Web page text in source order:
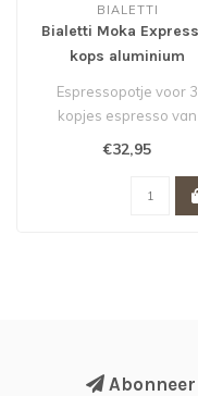
BIALETTI
Bialetti Moka
kops aluminium
Espressopotje voor 3
kopjes espresso van
€32,95